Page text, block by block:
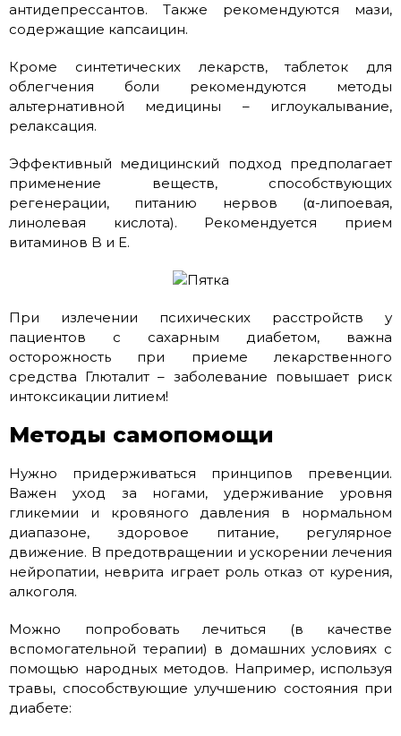
антидепрессантов. Также рекомендуются мази,
содержащие капсаицин.
Кроме синтетических лекарств, таблеток для
облегчения боли рекомендуются методы
альтернативной медицины – иглоукалывание,
релаксация.
Эффективный медицинский подход предполагает
применение веществ, способствующих
регенерации, питанию нервов (α-липоевая,
линолевая кислота). Рекомендуется прием
витаминов B и E.
При излечении психических расстройств у
пациентов с сахарным диабетом, важна
осторожность при приеме лекарственного
средства Глюталит – заболевание повышает риск
интоксикации литием!
Методы самопомощи
Нужно придерживаться принципов превенции.
Важен уход за ногами, удерживание уровня
гликемии и кровяного давления в нормальном
диапазоне, здоровое питание, регулярное
движение. В предотвращении и ускорении лечения
нейропатии, неврита играет роль отказ от курения,
алкоголя.
Можно попробовать лечиться (в качестве
вспомогательной терапии) в домашних условиях с
помощью народных методов. Например, используя
травы, способствующие улучшению состояния при
диабете: